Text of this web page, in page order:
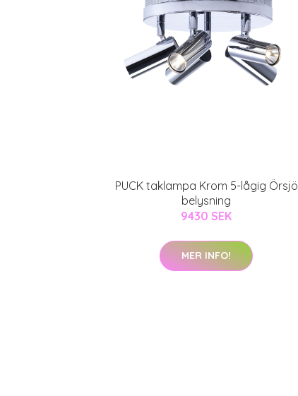
PUCK taklampa Krom 5-lågig Örsjö
belysning
9430 SEK
MER INFO!